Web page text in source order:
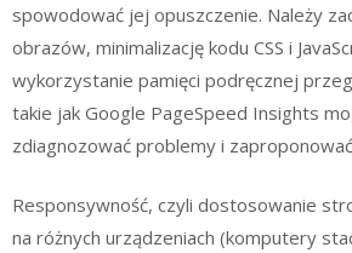
spowodować jej opuszczenie. Należy
obrazów, minimalizację kodu CSS i
wykorzystanie pamięci podręcznej
takie jak Google PageSpeed Insights
zdiagnozować problemy i
Responsywność, czyli dostosowanie
na różnych urządzeniach (komputery